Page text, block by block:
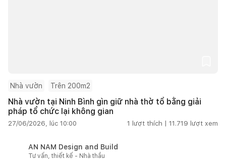
Nhà vườn Trên 200m2
Nhà vườn tại Ninh Bình gìn giữ nhà thờ tổ bằng giải
pháp tổ chức lại không gian
27/06/2026, lúc 10:00 1 lượt thích | 11.719 lượt xem
AN NAM Design and Build
Tư vấn, thiết kế - Nhà thầu